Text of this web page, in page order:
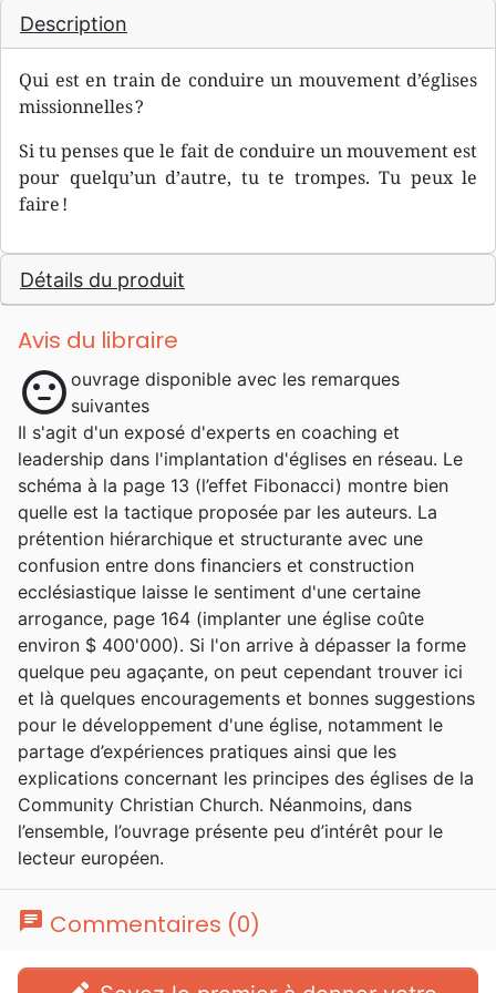
Description
Qui est en train de conduire un mouvement d’églises
missionnelles ?
Si tu penses que le fait de conduire un mouvement est
pour quelqu’un d’autre, tu te trompes. Tu peux le
faire !
Détails du produit
Avis du libraire
sentiment_neutral ouvrage disponible avec les remarques
suivantes
Il s'agit d'un exposé d'experts en coaching et
leadership dans l'implantation d'églises en réseau. Le
schéma à la page 13 (l’effet Fibonacci) montre bien
quelle est la tactique proposée par les auteurs. La
prétention hiérarchique et structurante avec une
confusion entre dons financiers et construction
ecclésiastique laisse le sentiment d'une certaine
arrogance, page 164 (implanter une église coûte
environ $ 400'000). Si l'on arrive à dépasser la forme
quelque peu agaçante, on peut cependant trouver ici
et là quelques encouragements et bonnes suggestions
pour le développement d'une église, notamment le
partage d’expériences pratiques ainsi que les
explications concernant les principes des églises de la
Community Christian Church. Néanmoins, dans
l’ensemble, l’ouvrage présente peu d’intérêt pour le
lecteur européen.
chat Commentaires (0)